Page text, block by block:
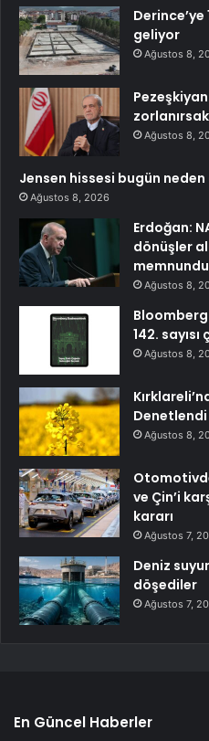
Derince’ye
geliyor
Ağustos 8,
Ağustos 8,
Jensen hissesi bugün
Ağustos 8, 2026
Erdoğan:
dönüşler
memnundu
Ağustos 8,
Bloomberg
142. sayısı
Ağustos 8,
Denetlendi
Ağustos 8,
ve Çin’i
kararı
Ağustos 7,
Deniz
döşediler
Ağustos 7,
En Güncel Haberler